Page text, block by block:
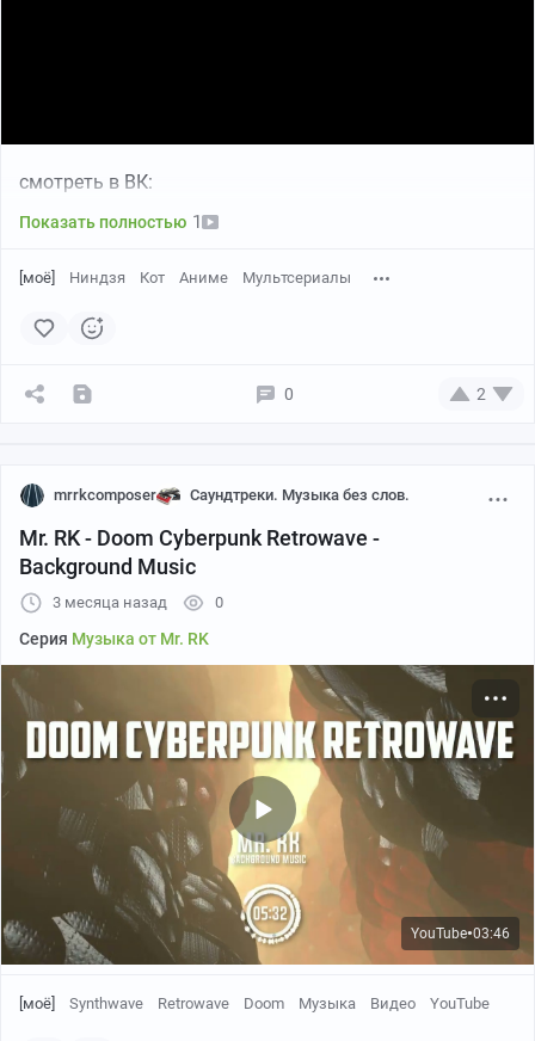
смотреть в ВК:
Показать полностью 1
[моё] Ниндзя Кот Аниме Мультсериалы
0 2
mrrkcomposer Саундтреки. Музыка без слов.
Mr. RK - Doom Cyberpunk Retrowave -
Background Music
3 месяца назад 0
Серия Музыка от Mr. RK
YouTube●03:46
[моё] Synthwave Retrowave Doom Музыка Видео YouTube